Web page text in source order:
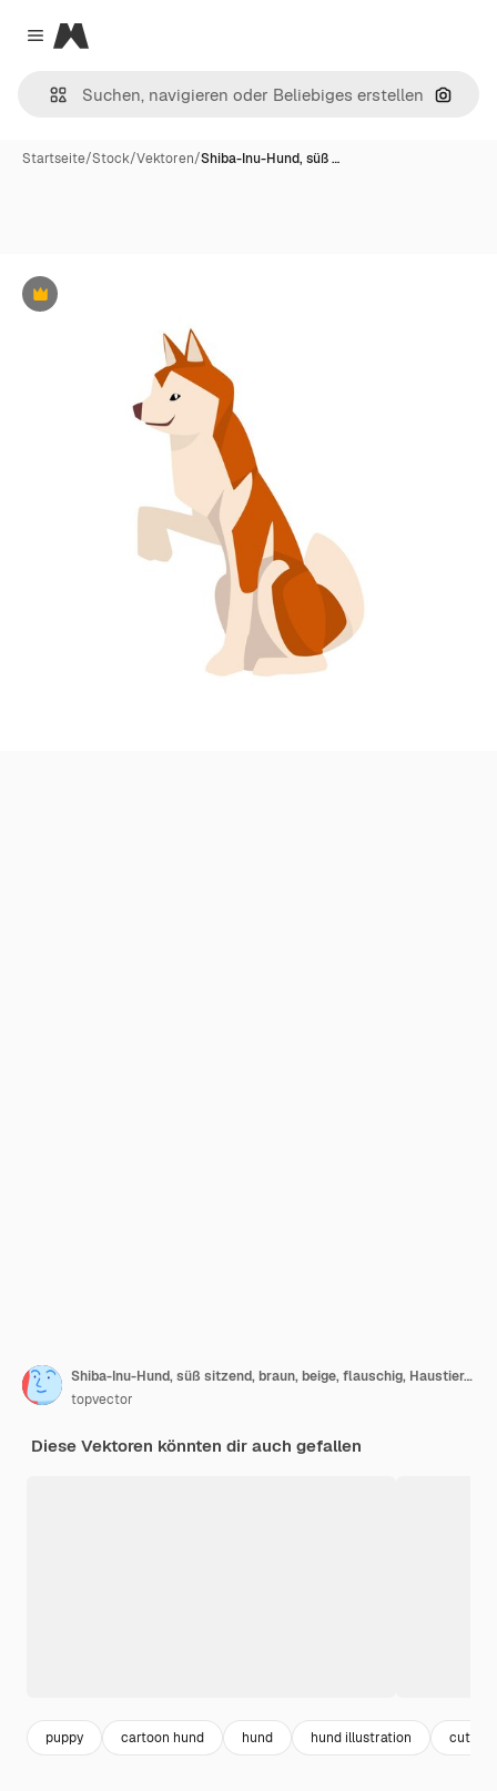
Close menu
Magnific
Nach
Startseite/Stock/Vektoren/Shiba-Inu-Hund, süß …
Premium
Shiba-Inu-Hund, süß sitzend, braun, beige, flauschig, Haustier, Tier, Seitenansicht, Vektorillustration auf weißem Hintergrund
topvector
Diese Vektoren könnten dir auch gefallen
puppy cartoon hund hund hund illustration cute